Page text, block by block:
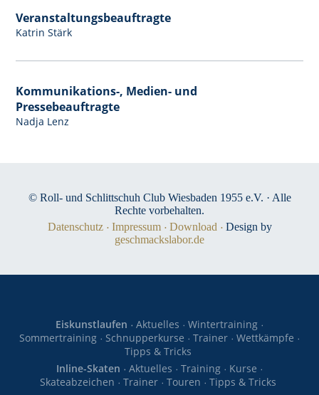
Veranstaltungsbeauftragte
Katrin Stärk
Kommunikations-, Medien- und
Pressebeauftragte
Nadja Lenz
© Roll- und Schlittschuh Club Wiesbaden 1955 e.V. · Alle
Rechte vorbehalten.
Datenschutz
Impressum Download
Design by
geschmackslabor.de
Eiskunstlaufen Aktuelles
Wintertraining
Sommertraining
Schnupperkurse Trainer
Wettkämpfe
Tipps & Tricks
Inline-Skaten
Aktuelles Training
Kurse
Skateabzeichen
Trainer Touren
Tipps & Tricks